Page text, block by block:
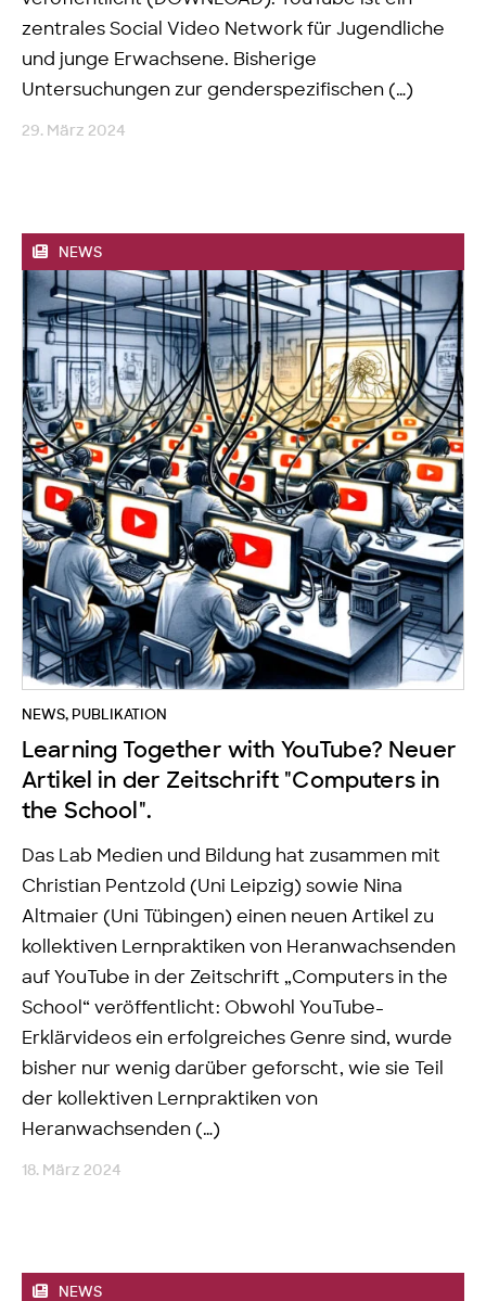
zentrales Social Video Network für Jugendliche
und junge Erwachsene. Bisherige
Untersuchungen zur genderspezifischen (…)
29. März 2024
NEWS
NEWS, PUBLIKATION
Learning Together with YouTube? Neuer
Artikel in der Zeitschrift "Computers in
the School".
Das Lab Medien und Bildung hat zusammen mit
Christian Pentzold (Uni Leipzig) sowie Nina
Altmaier (Uni Tübingen) einen neuen Artikel zu
kollektiven Lernpraktiken von Heranwachsenden
auf YouTube in der Zeitschrift „Computers in the
School“ veröffentlicht: Obwohl YouTube-
Erklärvideos ein erfolgreiches Genre sind, wurde
bisher nur wenig darüber geforscht, wie sie Teil
der kollektiven Lernpraktiken von
Heranwachsenden (…)
18. März 2024
NEWS